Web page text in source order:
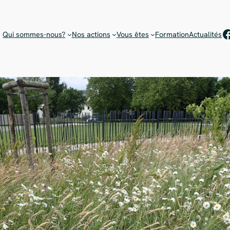
Qui sommes-nous? Nos actions Vous êtes FormationActualités